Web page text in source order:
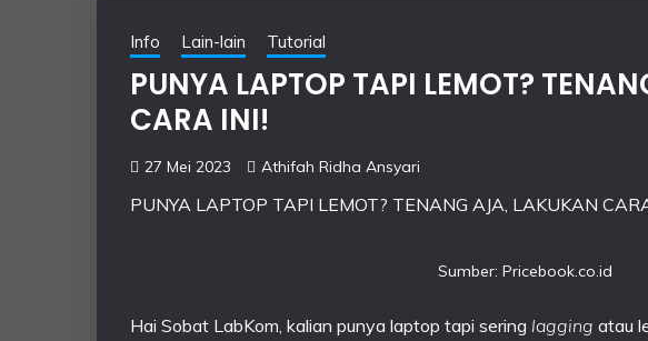
Info Lain-lain Tutorial
PUNYA LAPTOP TAPI LEMOT?
CARA INI!
27 Mei 2023 Athifah Ridha Ansyari
PUNYA LAPTOP TAPI LEMOT? TENANG AJA, LAKUKAN
Sumber: Pricebook.co.id
Hai Sobat LabKom, kalian punya laptop tapi sering lagging atau